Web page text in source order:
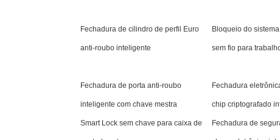
Fechadura de cilindro de perfil Euro
anti-roubo inteligente
Bloqueio do
sem fio para
Fechadura de porta anti-roubo
inteligente com chave mestra
Fechadura
chip criptografado
Smart Lock sem chave para caixa de Fechadura de